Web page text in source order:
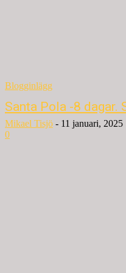
Blogginlägg
Santa Pola -8 dagar.
Mikael Tisjö - 11 januari, 2025
0